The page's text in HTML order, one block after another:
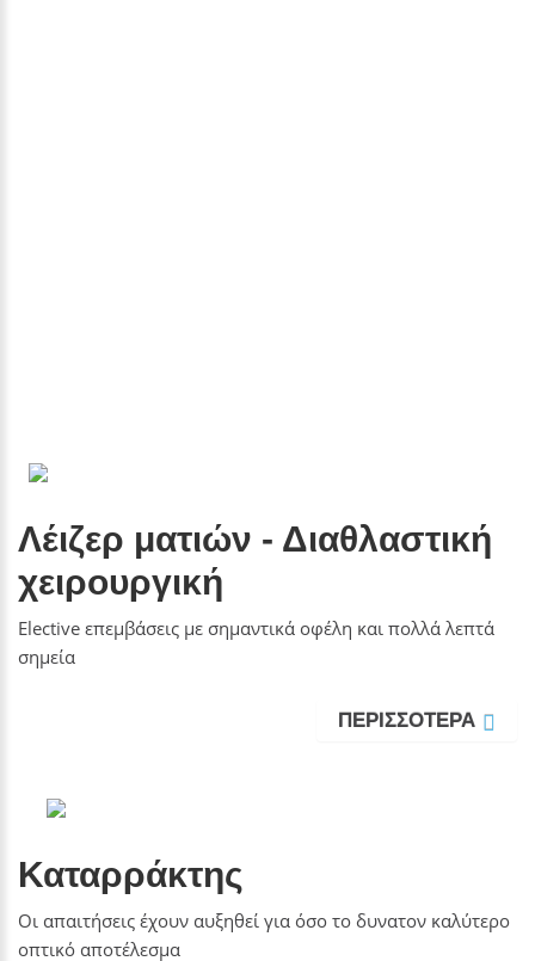
Λέιζερ ματιών - Διαθλαστική
χειρουργική
Elective επεμβάσεις με σημαντικά οφέλη και πολλά λεπτά
σημεία
ΠΕΡΙΣΣΟΤΕΡΑ
Καταρράκτης
Οι απαιτήσεις έχουν αυξηθεί για όσο το δυνατον καλύτερο
οπτικό αποτέλεσμα